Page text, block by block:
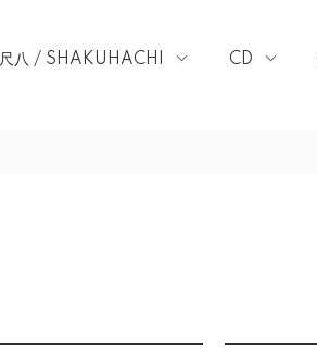
尺八 / SHAKUHACHI CD